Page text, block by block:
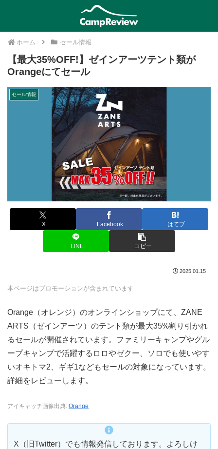
ホーム セール情報
【最大35%OFF!】ゼインアーツテント類が
Orangeにてセール
セール情報
X Facebook はてブ
LINE コピー
2025.01.15
本ページはプロモーションが含まれています
Orange（オレンジ）のオンラインショップにて、ZANE
ARTS（ゼインアーツ）のテント類が最大35%割り引かれ
るセールが開催されています。ファミリーキャンプやグル
ープキャンプで活躍するロロやゼクー、ソロでも使いやす
いオキトマ2、ギギ1などもセールの対象になっています。
詳細をレビューします。
アイキャッチ画像出典: Orange
X（旧Twitter）でも情報発信しております。よろしけ